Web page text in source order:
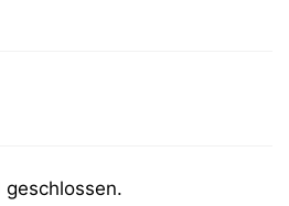
geschlossen.